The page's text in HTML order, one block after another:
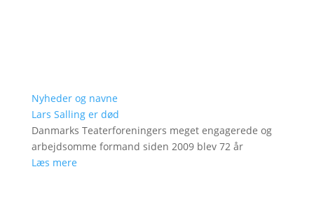
Nyheder og navne
Lars Salling er død
Danmarks Teaterforeningers meget engagerede og
arbejdsomme formand siden 2009 blev 72 år
Læs mere